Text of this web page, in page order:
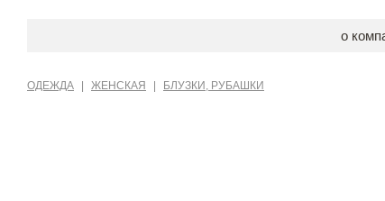
о
ОДЕЖДА ЖЕНСКАЯ БЛУЗКИ, РУБАШКИ